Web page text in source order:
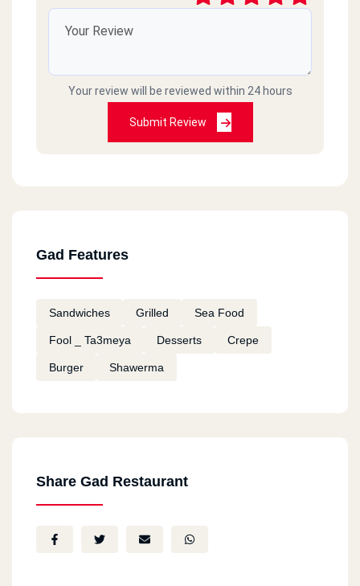
فعلا حاجة تقرف 01093532250 ده رقمي
طلبنا اكل وماجاش وصارو ما يردو على التلفون
خدمة توصيل سيئة للغاية
كل شئ ممتاز
NEFSI TRODO AWI
NEFSI TRODO AWI
Your review will be reviewed within 24 hours
Submit Review
Gad Features
Sandwiches Grilled Sea Food
Fool _ Ta3meya Desserts Crepe
Burger Shawerma
Share Gad Restaurant